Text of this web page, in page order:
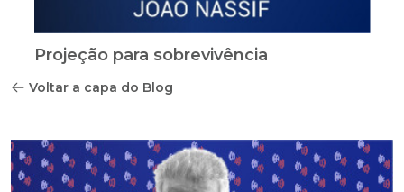
Projeção para sobrevivência
Voltar a capa do Blog